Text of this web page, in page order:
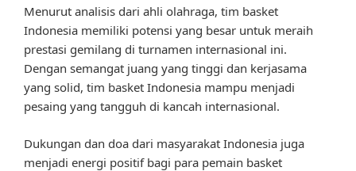
Menurut analisis dari ahli olahraga, tim basket
Indonesia memiliki potensi yang besar untuk meraih
prestasi gemilang di turnamen internasional ini.
Dengan semangat juang yang tinggi dan kerjasama
yang solid, tim basket Indonesia mampu menjadi
pesaing yang tangguh di kancah internasional.
Dukungan dan doa dari masyarakat Indonesia juga
menjadi energi positif bagi para pemain basket